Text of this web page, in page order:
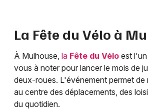
La Fête du Vélo à
À Mulhouse, la Fête du Vélo est
vous à noter pour lancer le mois de
deux-roues. L'événement permet de
au centre des déplacements, des
du quotidien.